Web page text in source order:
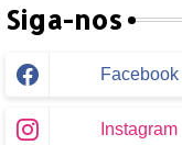
Siga-nos
Facebook
Instagram